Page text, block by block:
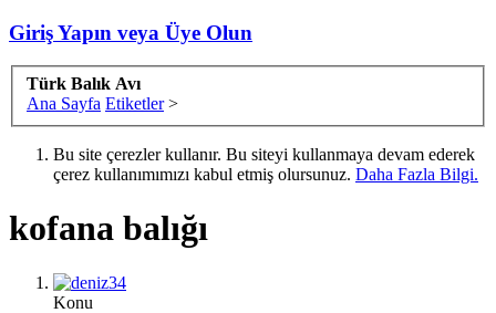
Giriş Yapın veya Üye Olun
Türk Balık Avı
Ana Sayfa Etiketler >
Bu site çerezler kullanır. Bu siteyi kullanmaya devam ederek
çerez kullanımımızı kabul etmiş olursunuz. Daha Fazla Bilgi.
kofana balığı
Konu